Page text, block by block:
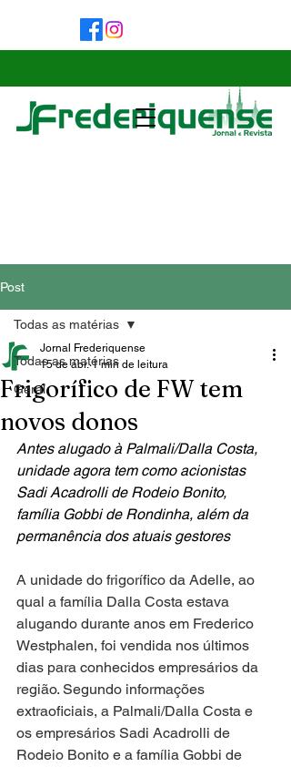
Post
Todas as matérias
Geral
Todas as matérias
Frigorífico de FW tem
novos donos
Jornal Frederiquense
15 de abr. 1 min de leitura
Antes alugado à Palmali/Dalla Costa,
unidade agora tem como acionistas
Sadi Acadrolli de Rodeio Bonito,
família Gobbi de Rondinha, além da
permanência dos atuais gestores
A unidade do frigorífico da Adelle, ao
qual a família Dalla Costa estava
alugando durante anos em Frederico
Westphalen, foi vendida nos últimos
dias para conhecidos empresários da
região. Segundo informações
extraoficiais, a Palmali/Dalla Costa e
os empresários Sadi Acadrolli de
Rodeio Bonito e a família Gobbi de